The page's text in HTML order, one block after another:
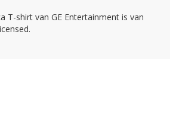
T-shirt van GE Entertainment is van